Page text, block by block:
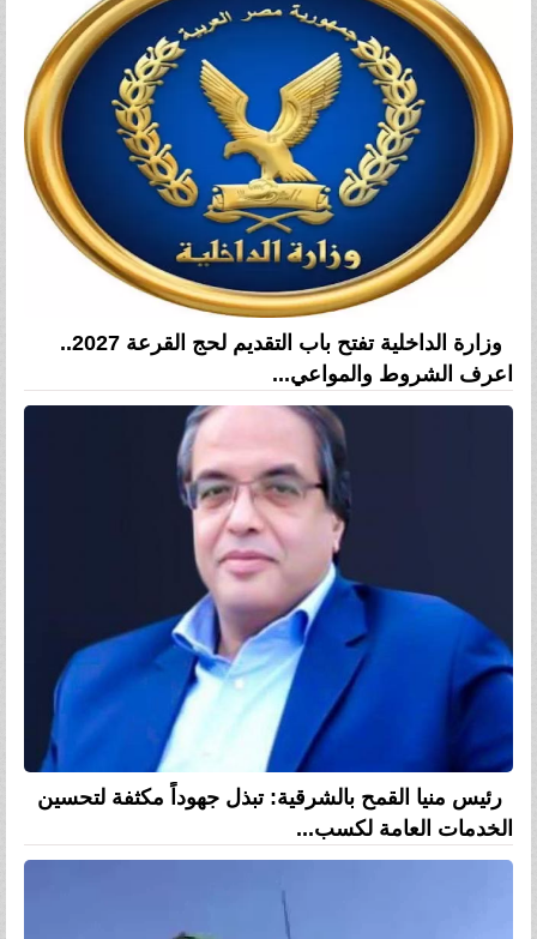
وزارة الداخلية تفتح باب التقديم لحج القرعة 2027..
اعرف الشروط والمواعي...
رئيس منيا القمح بالشرقية: تبذل جهوداً مكثفة لتحسين
الخدمات العامة لكسب...